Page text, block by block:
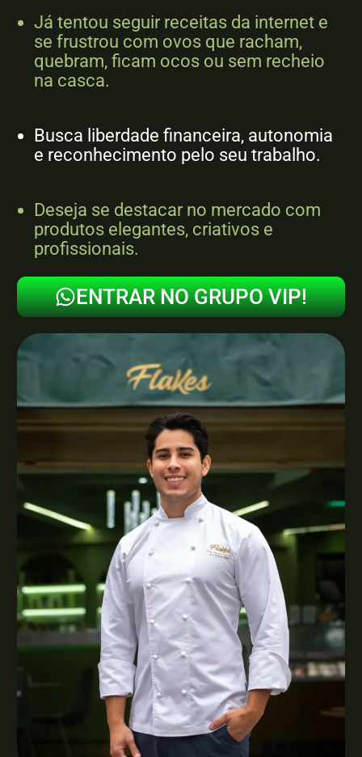
Já tentou seguir receitas da internet e
se frustrou com ovos que racham,
quebram, ficam ocos ou sem recheio
na casca.
Busca liberdade financeira, autonomia
e reconhecimento pelo seu trabalho.
Deseja se destacar no mercado com
produtos elegantes, criativos e
profissionais.
ENTRAR NO GRUPO VIP!